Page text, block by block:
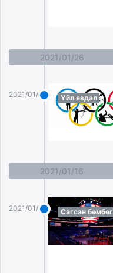
2021/01/26
2021/01/26 Үйл явдал
2021/01/16
2021/01/16 Сагсан бөмбөг